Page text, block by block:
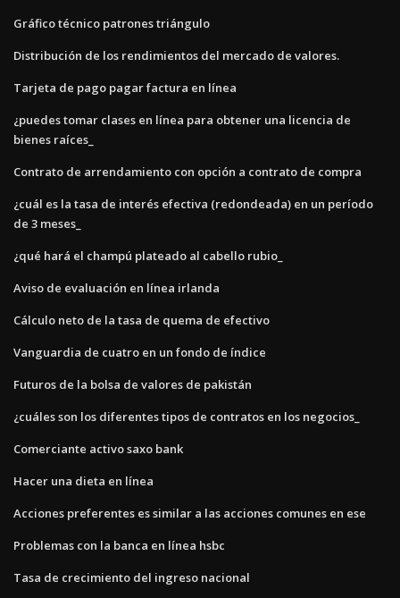
Gráfico técnico patrones triángulo
Distribución de los rendimientos del mercado de valores.
Tarjeta de pago pagar factura en línea
¿puedes tomar clases en línea para obtener una licencia de
bienes raíces_
Contrato de arrendamiento con opción a contrato de compra
¿cuál es la tasa de interés efectiva (redondeada) en un período
de 3 meses_
¿qué hará el champú plateado al cabello rubio_
Aviso de evaluación en línea irlanda
Cálculo neto de la tasa de quema de efectivo
Vanguardia de cuatro en un fondo de índice
Futuros de la bolsa de valores de pakistán
¿cuáles son los diferentes tipos de contratos en los negocios_
Comerciante activo saxo bank
Hacer una dieta en línea
Acciones preferentes es similar a las acciones comunes en ese
Problemas con la banca en línea hsbc
Tasa de crecimiento del ingreso nacional